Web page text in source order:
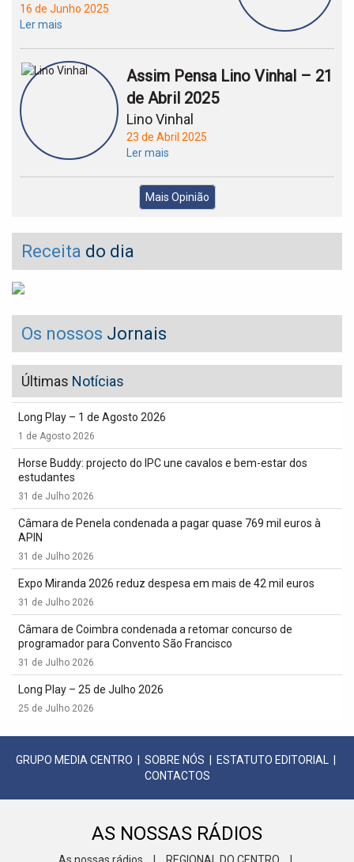
16 de Junho 2025
Ler mais
Assim Pensa Lino Vinhal – 21
de Abril 2025
Lino Vinhal
23 de Abril 2025
Ler mais
Mais Opinião
Receita do dia
Os nossos Jornais
Últimas Notícias
Long Play – 1 de Agosto 2026
1 de Agosto 2026
Horse Buddy: projecto do IPC une cavalos e bem-estar dos
estudantes
31 de Julho 2026
Câmara de Penela condenada a pagar quase 769 mil euros à
APIN
31 de Julho 2026
Expo Miranda 2026 reduz despesa em mais de 42 mil euros
31 de Julho 2026
Câmara de Coimbra condenada a retomar concurso de
programador para Convento São Francisco
31 de Julho 2026
Long Play – 25 de Julho 2026
25 de Julho 2026
GRUPO MEDIA CENTRO SOBRE NÓS ESTATUTO EDITORIAL
CONTACTOS
AS NOSSAS RÁDIOS